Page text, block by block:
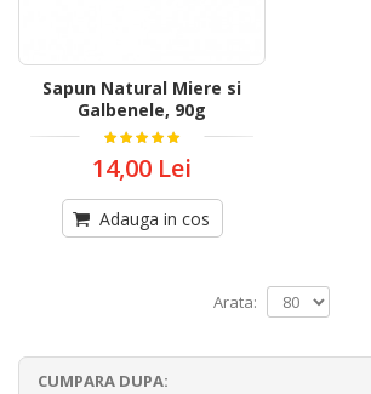
Sapun Natural Miere si
Galbenele, 90g
14,00 Lei
Adauga in cos
Arata:
CUMPARA DUPA: